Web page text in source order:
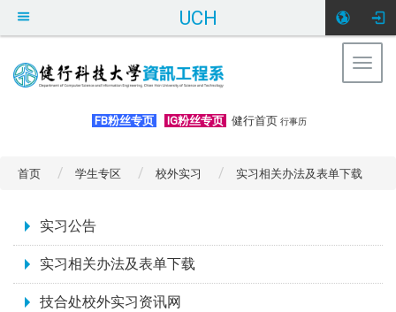
UCH
FB粉丝专页 IG粉丝专页 健行首页 行事历
首页 学生专区 校外实习 实习相关办法及表单下载
实习公告
实习相关办法及表单下载
技合处校外实习资讯网